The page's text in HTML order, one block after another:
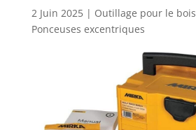
2 Juin 2025| Outillage pour le bois
Ponceuses excentriques